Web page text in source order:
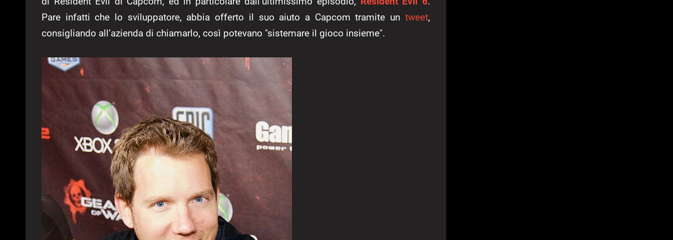
Pare infatti che lo sviluppatore, abbia offerto il suo aiuto a Capcom tramite un tweet,
consigliando all’azienda di chiamarlo, così potevano "sistemare il gioco insieme".